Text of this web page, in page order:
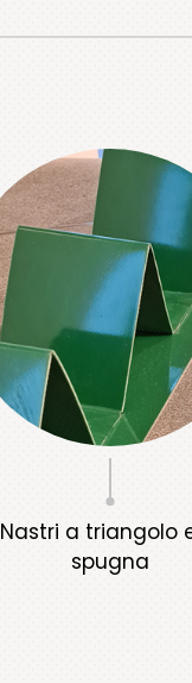
Nastri a triangolo
spugna